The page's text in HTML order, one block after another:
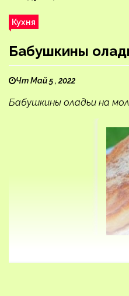
Кухня
Бабушкины
Чт Май 5 , 2022
Бабушкины оладьи на